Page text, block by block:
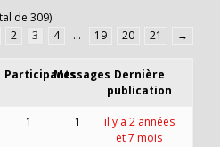
de 309)
2 3 4 … 19 20 21 →
ParticipantsMessages Dernière
publication
1 1
il y a 2 années
et 7 mois